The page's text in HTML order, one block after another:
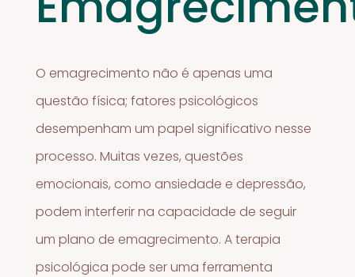
O emagrecimento não é apenas uma
questão física; fatores psicológicos
desempenham um papel significativo nesse
processo. Muitas vezes, questões
emocionais, como ansiedade e depressão,
podem interferir na capacidade de seguir
um plano de emagrecimento. A terapia
psicológica pode ser uma ferramenta